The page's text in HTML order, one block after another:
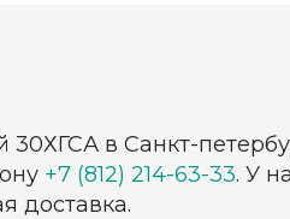
30ХГСА в Санкт-
+7 (812) 214-63-33. У
доставка.